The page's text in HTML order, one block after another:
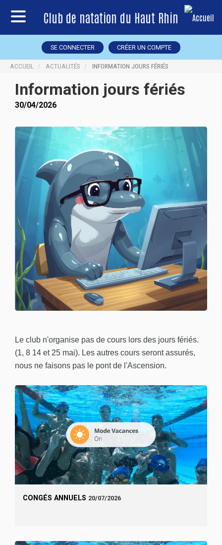
Club de natation du Haut Rhin
SE CONNECTER CRÉER UN COMPTE
ACCUEIL ACTUALITÉS INFORMATION JOURS FÉRIÉS
Information jours fériés
30/04/2026
Le club n'organise pas de cours lors des jours fériés.
(1, 8 14 et 25 mai). Les autres cours seront assurés,
nous ne faisons pas le pont de l'Ascension.
CONGÉS ANNUELS 20/07/2026